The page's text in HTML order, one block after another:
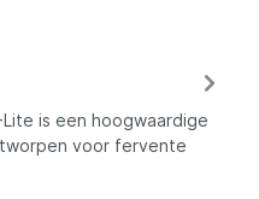
Lite is een hoogwaardige
voor fervente